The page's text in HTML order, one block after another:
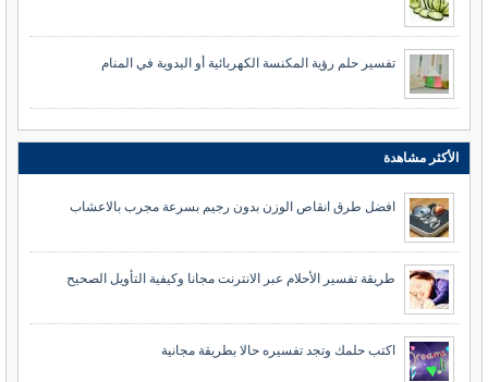
تفسير حلم رؤية المكنسة الكهربائية أو اليدوية في المنام
الأكثر مشاهدة
افضل طرق انقاص الوزن بدون رجيم بسرعة مجرب بالاعشاب
طريقة تفسير الأحلام عبر الانترنت مجانا وكيفية التأويل الصحيح
اكتب حلمك وتجد تفسيره حالا بطريقة مجانية